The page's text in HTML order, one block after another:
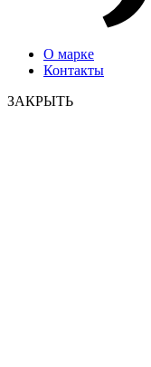
О марке
Контакты
ЗАКРЫТЬ